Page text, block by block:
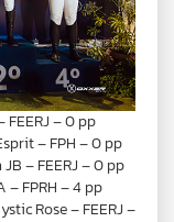
– 0 pp
– FPH – 0 pp
– FEERJ – 0 pp
– FPRH – 4 pp
Rose – FEERJ –